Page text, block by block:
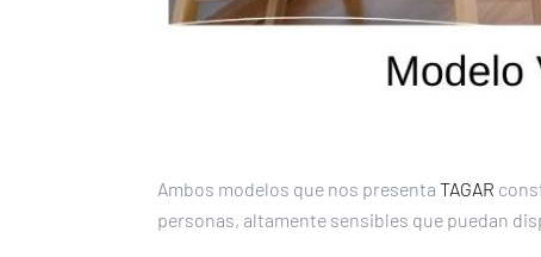
Ambos modelos que nos presenta TAGAR
personas, altamente sensibles que puedan